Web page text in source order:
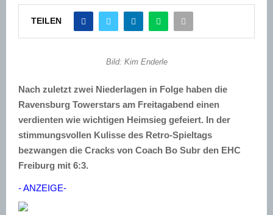
TEILEN
Bild: Kim Enderle
Nach zuletzt zwei Niederlagen in Folge haben die
Ravensburg Towerstars am Freitagabend einen
verdienten wie wichtigen Heimsieg gefeiert. In der
stimmungsvollen Kulisse des Retro-Spieltags
bezwangen die Cracks von Coach Bo Subr den EHC
Freiburg mit 6:3.
- ANZEIGE-